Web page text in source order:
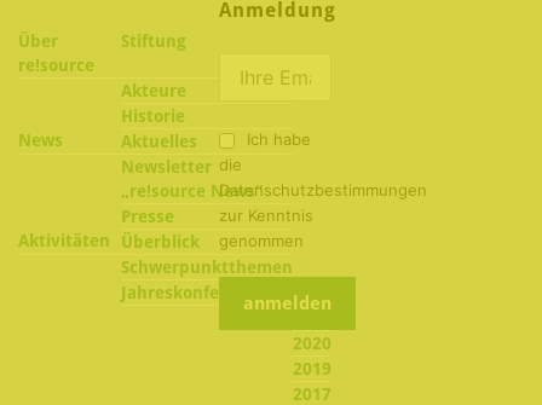
Über
re!source
Stiftung
Akteure
Historie
News
Aktuelles
Newsletter
„re!source News“
Presse
Aktivitäten
Überblick
Schwerpunktthemen
Jahreskonferenzen
2022
2020
2019
2017
Anmeldung
Ich habe
die
Datenschutzbestimmungen
zur Kenntnis
genommen